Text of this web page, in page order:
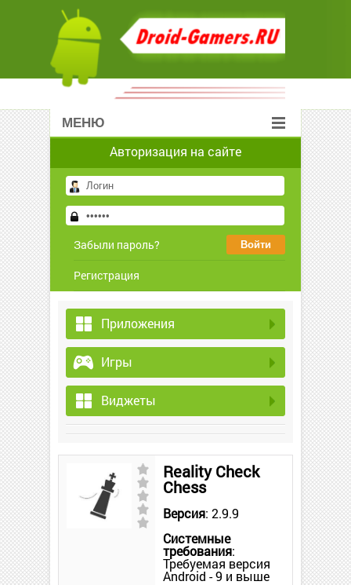
МЕНЮ
Авторизация на сайте
Забыли пароль?
Регистрация
Приложения
Игры
Виджеты
Reality Check
Chess
Версия: 2.9.9
Системные
требования:
Требуемая версия
Android - 9 и выше